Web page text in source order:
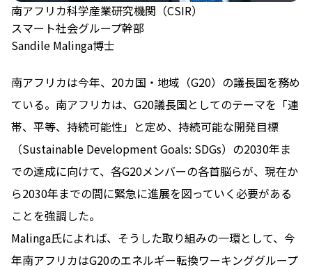
南アフリカ科学産業研究機関（CSIR）
スマート社会グループ幹部
Sandile Malinga博士
南アフリカは今年、20カ国・地域（G20）の議長国を務め
ている。南アフリカは、G20議長国としてのテーマを「連
帯、平等、持続可能性」と定め、持続可能な開発目標
（Sustainable Development Goals: SDGs）の2030年ま
での達成に向けて、各G20メンバーの各首脳らが、現在か
ら2030年までの間に緊急に進展を図っていく必要がある
ことを強調した。
Malinga氏によれば、そうした取り組みの一環として、今
年南アフリカはG20のエネルギー転換ワーキンググループ